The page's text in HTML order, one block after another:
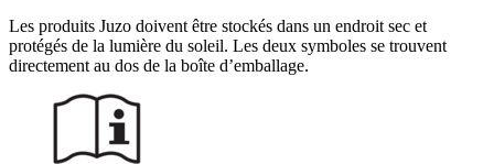
Les produits Juzo doivent être stockés dans un endroit sec et
protégés de la lumière du soleil. Les deux symboles se trouvent
directement au dos de la boîte d’emballage.